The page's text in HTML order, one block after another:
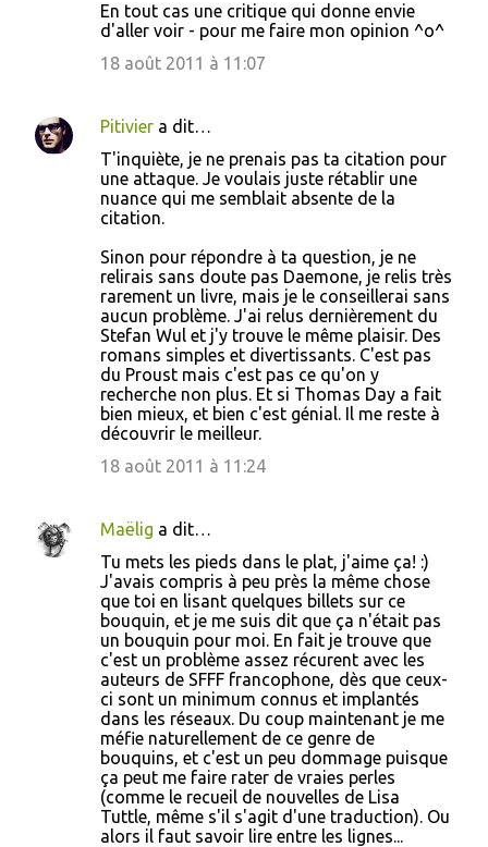
En tout cas une critique qui donne envie
d'aller voir - pour me faire mon opinion ^o^
18 août 2011 à 11:07
Pitivier a dit…
T'inquiète, je ne prenais pas ta citation pour
une attaque. Je voulais juste rétablir une
nuance qui me semblait absente de la
citation.
Sinon pour répondre à ta question, je ne
relirais sans doute pas Daemone, je relis très
rarement un livre, mais je le conseillerai sans
aucun problème. J'ai relus dernièrement du
Stefan Wul et j'y trouve le même plaisir. Des
romans simples et divertissants. C'est pas
du Proust mais c'est pas ce qu'on y
recherche non plus. Et si Thomas Day a fait
bien mieux, et bien c'est génial. Il me reste à
découvrir le meilleur.
18 août 2011 à 11:24
Maëlig a dit…
Tu mets les pieds dans le plat, j'aime ça! :)
J'avais compris à peu près la même chose
que toi en lisant quelques billets sur ce
bouquin, et je me suis dit que ça n'était pas
un bouquin pour moi. En fait je trouve que
c'est un problème assez récurent avec les
auteurs de SFFF francophone, dès que ceux-
ci sont un minimum connus et implantés
dans les réseaux. Du coup maintenant je me
méfie naturellement de ce genre de
bouquins, et c'est un peu dommage puisque
ça peut me faire rater de vraies perles
(comme le recueil de nouvelles de Lisa
Tuttle, même s'il s'agit d'une traduction). Ou
alors il faut savoir lire entre les lignes...